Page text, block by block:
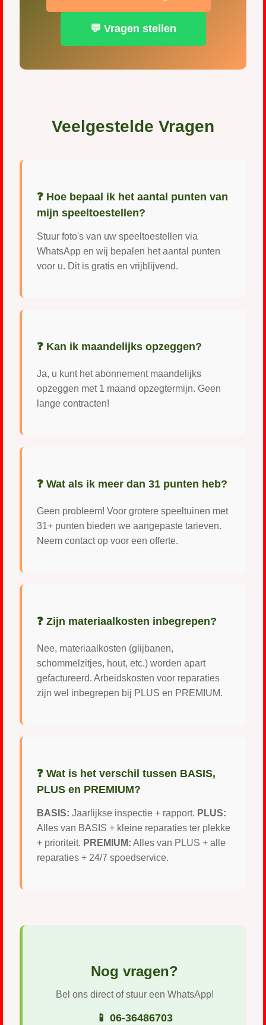
💬 Vragen stellen
Veelgestelde Vragen
❓ Hoe bepaal ik het aantal punten van
mijn speeltoestellen?
Stuur foto's van uw speeltoestellen via
WhatsApp en wij bepalen het aantal punten
voor u. Dit is gratis en vrijblijvend.
❓ Kan ik maandelijks opzeggen?
Ja, u kunt het abonnement maandelijks
opzeggen met 1 maand opzegtermijn. Geen
lange contracten!
❓ Wat als ik meer dan 31 punten heb?
Geen probleem! Voor grotere speeltuinen met
31+ punten bieden we aangepaste tarieven.
Neem contact op voor een offerte.
❓ Zijn materiaalkosten inbegrepen?
Nee, materiaalkosten (glijbanen,
schommelzitjes, hout, etc.) worden apart
gefactureerd. Arbeidskosten voor reparaties
zijn wel inbegrepen bij PLUS en PREMIUM.
❓ Wat is het verschil tussen BASIS,
PLUS en PREMIUM?
BASIS: Jaarlijkse inspectie + rapport. PLUS:
Alles van BASIS + kleine reparaties ter plekke
+ prioriteit. PREMIUM: Alles van PLUS + alle
reparaties + 24/7 spoedservice.
Nog vragen?
Bel ons direct of stuur een WhatsApp!
📱 06-36486703